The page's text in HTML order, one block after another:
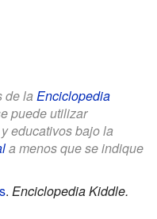
de la Enciclopedia
puede utilizar
educativos bajo la
a menos que se indique
. Enciclopedia Kiddle.